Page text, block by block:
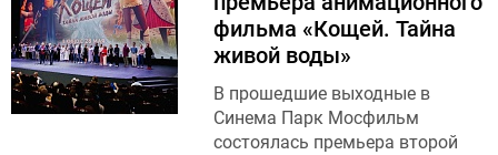
фильма «Кощей. Тайна
живой воды»
В прошедшие выходные в
Синема Парк Мосфильм
состоялась премьера второй